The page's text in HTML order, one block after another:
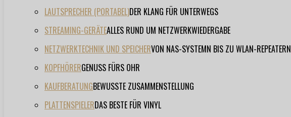
LAUTSPRECHER (PORTABEL)DER KLANG FÜR UNTERWEGS
STREAMING-GERÄTEALLES RUND UM NETZWERKWIEDERGABE
NETZWERKTECHNIK UND SPEICHERVON NAS-SYSTEMN BIS ZU WLAN-REPEATERN
KOPFHÖRERGENUSS FÜRS OHR
KAUFBERATUNGBEWUSSTE ZUSAMMENSTELLUNG
PLATTENSPIELERDAS BESTE FÜR VINYL